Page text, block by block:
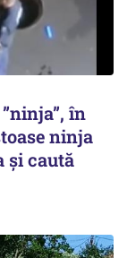
în
ninja
și caută